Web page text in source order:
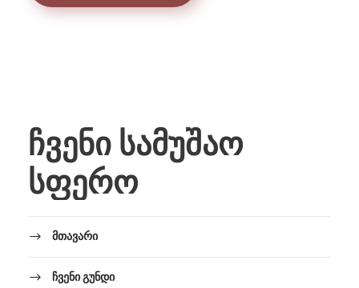
ჩვენი სამუშაო
სფერო
მთავარი
ჩვენი გუნდი